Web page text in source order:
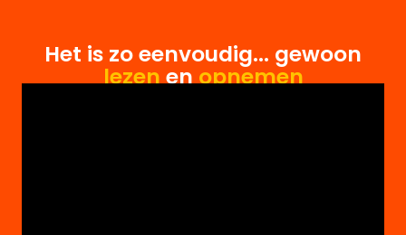
Het is zo eenvoudig... gewoon
lezenenopnemen